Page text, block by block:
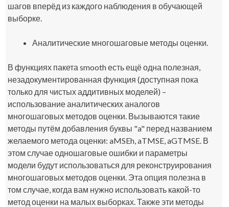
шагов вперёд из каждого наблюдения в обучающей
выборке.
Аналитические многошаговые методы оценки.
В функциях пакетаsmoothесть ещё одна полезная,
незадокументированная функция (доступная пока
только для чистых аддитивных моделей) –
использование аналитических аналогов
многошаговых методов оценки. Вызываются такие
методы путём добавления буквы "a" перед названием
желаемого метода оценки: aMSEh, aTMSE, aGTMSE. В
этом случае одношаговые ошибки и параметры
модели будут использоваться для реконструирования
многошаговых методов оценки. Эта опция полезна в
том случае, когда вам нужно использовать какой-то
метод оценки на малых выборках. Также эти методы